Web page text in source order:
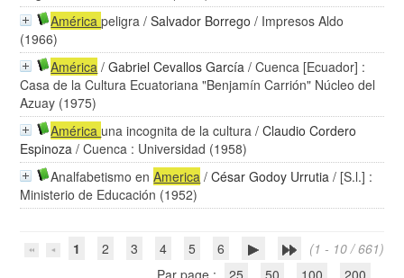
Américapeligra /Salvador Borrego / Impresos Aldo
(1966)
América /Gabriel Cevallos García / Cuenca [Ecuador] :
Casa de la Cultura Ecuatoriana "Benjamín Carrión" Núcleo del
Azuay (1975)
América una incognita de la cultura /Claudio Cordero
Espinoza / Cuenca : Universidad (1958)
Analfabetismo enAmerica /César Godoy Urrutia / [S.l.] :
Ministerio de Educación (1952)
1 2 3 4 5 6
(1 - 10 / 661)
Par page :
25 50 100 200